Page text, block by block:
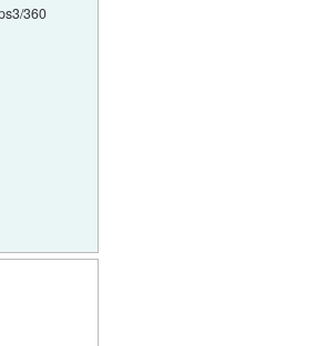
360